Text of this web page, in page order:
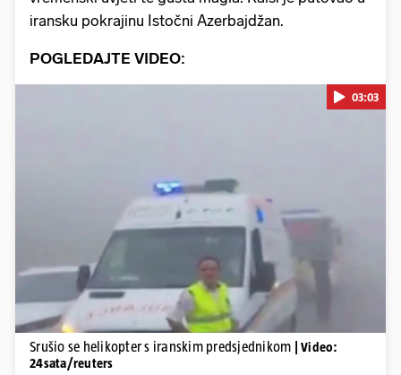
iransku pokrajinu Istočni Azerbajdžan.
POGLEDAJTE VIDEO:
Pokretanje videa...
03:03
Srušio se helikopter s iranskim predsjednikom
| Video:
24sata/reuters